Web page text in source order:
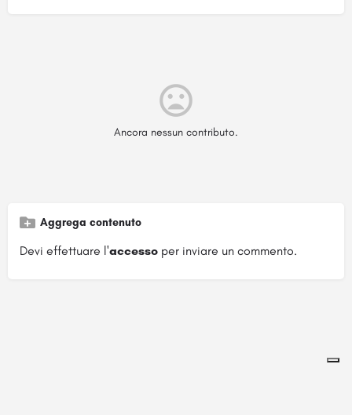
Ancora nessun contributo.
Aggrega contenuto
Devi effettuare l'accesso per inviare un commento.